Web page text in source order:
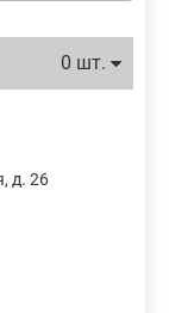
0 шт.
д. 26